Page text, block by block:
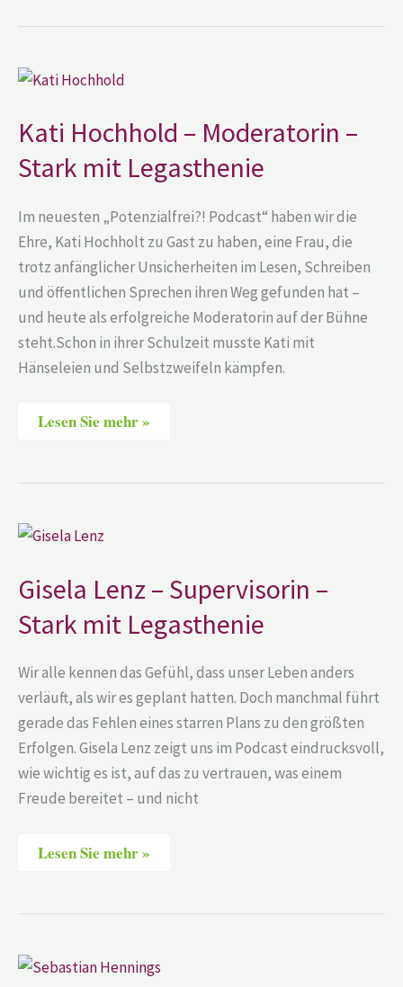
Kati Hochhold – Moderatorin –
Stark mit Legasthenie
Im neuesten „Potenzialfrei?! Podcast“ haben wir die
Ehre, Kati Hochholt zu Gast zu haben, eine Frau, die
trotz anfänglicher Unsicherheiten im Lesen, Schreiben
und öffentlichen Sprechen ihren Weg gefunden hat –
und heute als erfolgreiche Moderatorin auf der Bühne
steht.Schon in ihrer Schulzeit musste Kati mit
Hänseleien und Selbstzweifeln kämpfen.
Kati
Hochhold
Moderatorin
–
Stark
mit
Legasthenie
Lesen Sie mehr »
Gisela Lenz – Supervisorin –
Stark mit Legasthenie
Wir alle kennen das Gefühl, dass unser Leben anders
verläuft, als wir es geplant hatten. Doch manchmal führt
gerade das Fehlen eines starren Plans zu den größten
Erfolgen. Gisela Lenz zeigt uns im Podcast eindrucksvoll,
wie wichtig es ist, auf das zu vertrauen, was einem
Freude bereitet – und nicht
Gisela
Lenz
Supervisorin
–
Stark
mit
Legasthenie
Lesen Sie mehr »
Sebastian
Hennings